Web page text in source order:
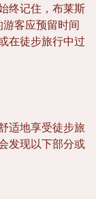
终记住，布莱斯
客应预留时间
在徒步旅行中过
适地享受徒步旅
发现以下部分或